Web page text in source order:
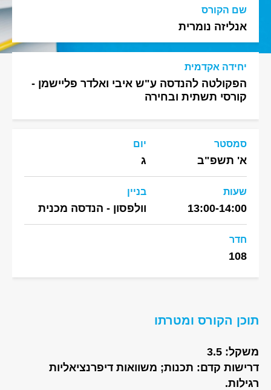
שם הקורס
אנליזה נומרית
יחידה אקדמית
הפקולטה להנדסה ע"ש איבי ואלדר פליישמן -
קורסי תשתית ובחירה
סמסטר
א' תשפ"ב
יום
ג
שעות
13:00-14:00
בניין
וולפסון - הנדסה מכנית
חדר
108
תוכן הקורס ומטרתו
משקל: 3.5
דרישות קדם: תכנות; משוואות דיפרנציאליות
רגילות.